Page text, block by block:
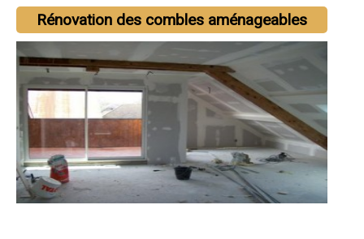
Rénovation des combles aménageables